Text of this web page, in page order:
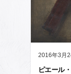
2016年3月
ピエール